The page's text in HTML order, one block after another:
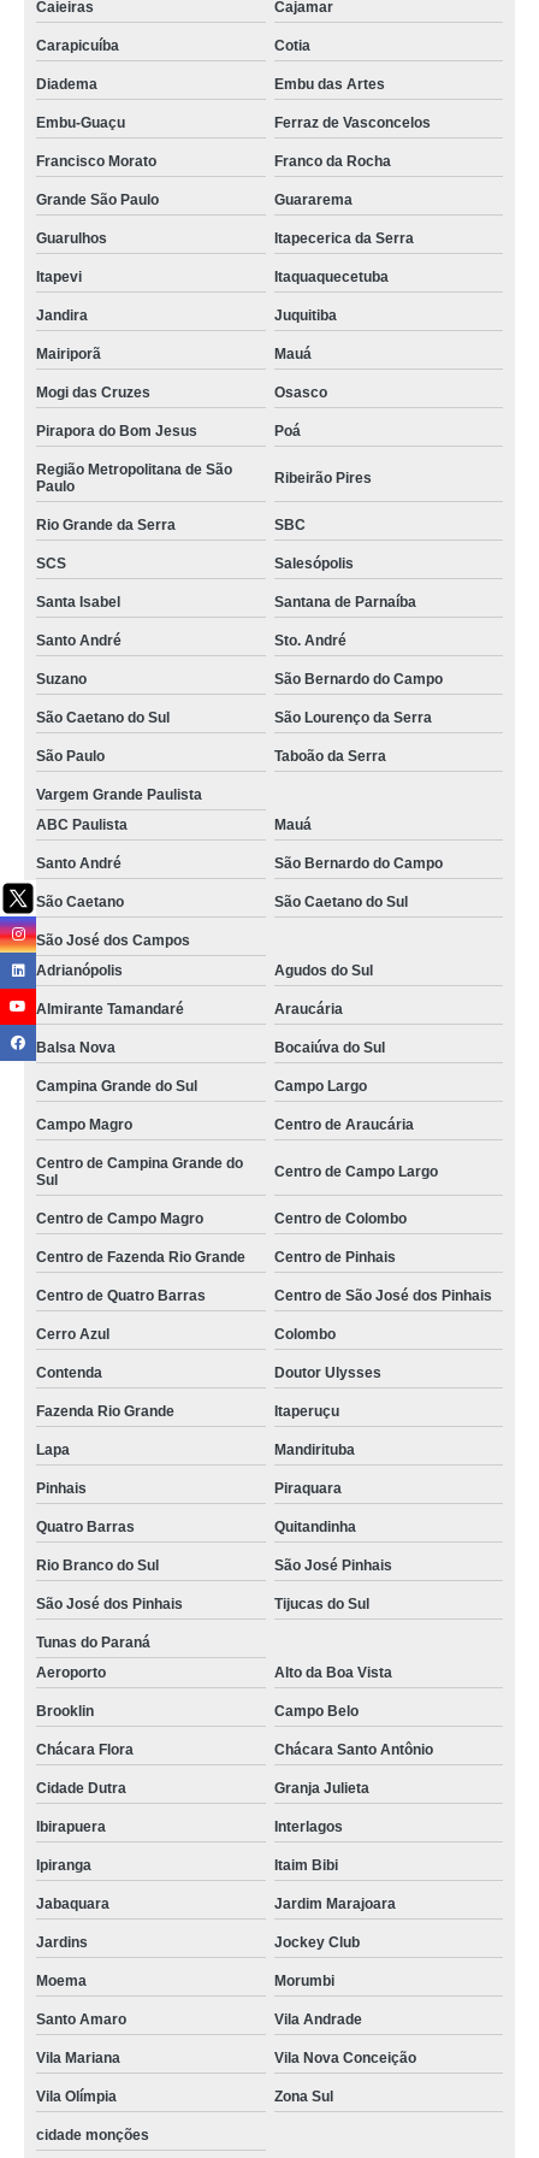
serviço de carga e descarga de mercadorias Marília
serviço de descarga de mercadorias Salto
valor de serviço de carga e descarga Toledo
serviço de cargas empresa Porto Real
serviço de carga e descarga de caminhão empresa Rio de Janeiro
serviço de descarregamento de carga Juquitiba
serviço de descarga de caminhão Niterói
serviço de carga e descarga de caminhão empresa Quitandinha
serviço de carga e descarga de mercadorias empresa ABCDM
serviço de conferente de cargas Balsa Nova
serviço de descarregamento de carga empresa Santa Bárbara d'Oeste
serviço de conferente carga e descarga empresa São Caetano do Sul
valor de serviço de descarga de caminhão Itapecerica da Serra
valor de serviço de carga e descarga de mercadorias Araucária
valor de serviço de descarga de mercadorias Itaim Paulista
serviço de descargas São José dos Pinhais
valor de serviço de descarregamento de carga Angra dos Reis
valor de serviço de conferente de cargas Rio Branco do Sul
serviço de descarregamento de carga empresa Promissão
serviço de conferente de cargas e descargas empresa Ponta Grossa
valor de serviço de descargas Centro de Colombo
valor de serviço de cargas Itapeva
valor de serviço de carga e descarga de caminhão Cerro Azul
serviço de descarga de mercadorias empresa Juquitiba
onde tem serviço de conferente carga e descarga Itaquaquecetuba
onde tem serviço de carga e descarga Jockey Club
serviço de conferente de cargas e descargas empresa SCS
valor de serviço de descargas Rio de Janeiro
Caieiras Cajamar
Carapicuíba Cotia
Diadema Embu das Artes
Embu-Guaçu Ferraz de Vasconcelos
Francisco Morato Franco da Rocha
Grande São Paulo Guararema
Guarulhos Itapecerica da Serra
Itapevi Itaquaquecetuba
Jandira Juquitiba
Mairiporã Mauá
Mogi das Cruzes Osasco
Pirapora do Bom Jesus Poá
Região Metropolitana de São
Paulo
Ribeirão Pires
Rio Grande da Serra SBC
SCS Salesópolis
Santa Isabel Santana de Parnaíba
Santo André Sto. André
Suzano São Bernardo do Campo
São Caetano do Sul São Lourenço da Serra
São Paulo Taboão da Serra
Vargem Grande Paulista
ABC Paulista
Mauá
Santo André São Bernardo do Campo
São Caetano São Caetano do Sul
São José dos Campos
Adrianópolis
Agudos do Sul
Almirante Tamandaré Araucária
Balsa Nova Bocaiúva do Sul
Campina Grande do Sul Campo Largo
Campo Magro Centro de Araucária
Centro de Campina Grande do
Sul
Centro de Campo Largo
Centro de Campo Magro Centro de Colombo
Centro de Fazenda Rio Grande Centro de Pinhais
Centro de Quatro Barras Centro de São José dos Pinhais
Cerro Azul Colombo
Contenda Doutor Ulysses
Fazenda Rio Grande Itaperuçu
Lapa Mandirituba
Pinhais Piraquara
Quatro Barras Quitandinha
Rio Branco do Sul São José Pinhais
São José dos Pinhais Tijucas do Sul
Tunas do Paraná
Aeroporto
Alto da Boa Vista
Brooklin Campo Belo
Chácara Flora Chácara Santo Antônio
Cidade Dutra Granja Julieta
Ibirapuera Interlagos
Ipiranga Itaim Bibi
Jabaquara Jardim Marajoara
Jardins Jockey Club
Moema Morumbi
Santo Amaro Vila Andrade
Vila Mariana Vila Nova Conceição
Vila Olímpia Zona Sul
cidade monções